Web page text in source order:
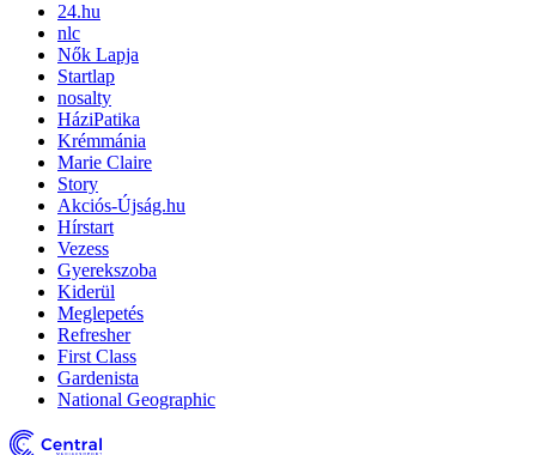
24.hu
nlc
Nők Lapja
Startlap
nosalty
HáziPatika
Krémmánia
Marie Claire
Story
Akciós-Újság.hu
Hírstart
Vezess
Gyerekszoba
Kiderül
Meglepetés
Refresher
First Class
Gardenista
National Geographic